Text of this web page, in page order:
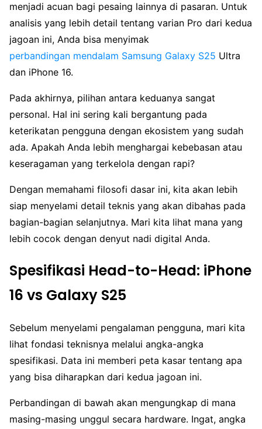
menjadi acuan bagi pesaing lainnya di pasaran. Untuk
analisis yang lebih detail tentang varian Pro dari kedua
jagoan ini, Anda bisa menyimak
perbandingan mendalam Samsung Galaxy S25 Ultra
dan iPhone 16.
Pada akhirnya, pilihan antara keduanya sangat
personal. Hal ini sering kali bergantung pada
keterikatan pengguna dengan ekosistem yang sudah
ada. Apakah Anda lebih menghargai kebebasan atau
keseragaman yang terkelola dengan rapi?
Dengan memahami filosofi dasar ini, kita akan lebih
siap menyelami detail teknis yang akan dibahas pada
bagian-bagian selanjutnya. Mari kita lihat mana yang
lebih cocok dengan denyut nadi digital Anda.
Spesifikasi Head-to-Head: iPhone
16 vs Galaxy S25
Sebelum menyelami pengalaman pengguna, mari kita
lihat fondasi teknisnya melalui angka-angka
spesifikasi. Data ini memberi peta kasar tentang apa
yang bisa diharapkan dari kedua jagoan ini.
Perbandingan di bawah akan mengungkap di mana
masing-masing unggul secara hardware. Ingat, angka